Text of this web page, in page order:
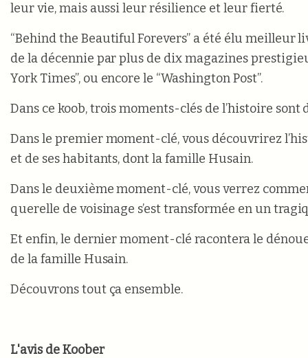
leur vie, mais aussi leur résilience et leur fierté.
“Behind the Beautiful Forevers” a été élu meilleur
de la décennie par plus de dix magazines
York Times”, ou encore le “Washington Post”.
Dans ce koob, trois moments-clés de l’histoire sont
Dans le premier moment-clé, vous découvrirez
et de ses habitants, dont la famille Husain.
Dans le deuxième moment-clé, vous verrez
querelle de voisinage s’est transformée en un
Et enfin, le dernier moment-clé racontera le
de la famille Husain.
Découvrons tout ça ensemble.
L'avis de Koober